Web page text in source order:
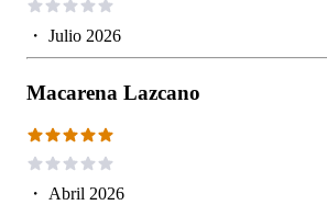
・ Julio 2026
Macarena Lazcano
・ Abril 2026